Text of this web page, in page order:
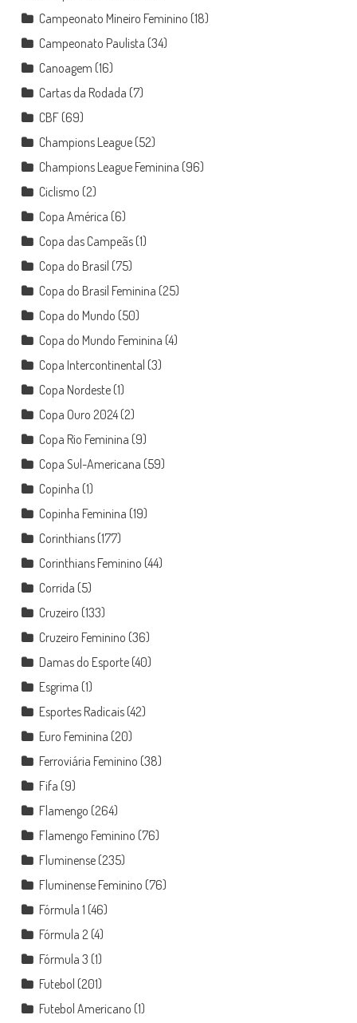
Campeonato Mineiro Feminino (18)
Campeonato Paulista (34)
Canoagem (16)
Cartas da Rodada (7)
CBF(69)
Champions League(52)
Champions League Feminina (96)
Ciclismo (2)
Copa América (6)
Copa das Campeãs(1)
Copa do Brasil (75)
Copa do Brasil Feminina (25)
Copa do Mundo (50)
Copa do Mundo Feminina (4)
Copa Intercontinental (3)
Copa Nordeste(1)
Copa Ouro 2024(2)
Copa Rio Feminina (9)
Copa Sul-Americana (59)
Copinha (1)
Copinha Feminina (19)
Corinthians(177)
Corinthians Feminino (44)
Corrida (5)
Cruzeiro (133)
Cruzeiro Feminino (36)
Damas do Esporte(40)
Esgrima (1)
Esportes Radicais(42)
Euro Feminina (20)
Ferroviária Feminino (38)
Fifa (9)
Flamengo (264)
Flamengo Feminino (76)
Fluminense(235)
Fluminense Feminino (76)
Fórmula 1 (46)
Fórmula 2 (4)
Fórmula 3 (1)
Futebol (201)
Futebol Americano (1)